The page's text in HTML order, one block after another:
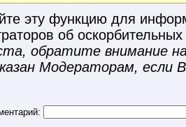
эту функцию для
об
обратите внимание
Модераторам, если